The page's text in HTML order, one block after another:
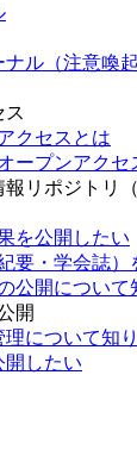
ル（注意喚起
ス
クセスとは
ープンアクセ
リポジトリ（
を公開したい
要・学会誌）
公開について
開
について知
開したい